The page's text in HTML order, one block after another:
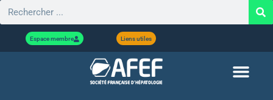
Espace membre Liens utiles